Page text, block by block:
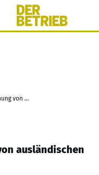
Strengere Überwachung von ausländischen Investitionen
ausländischen